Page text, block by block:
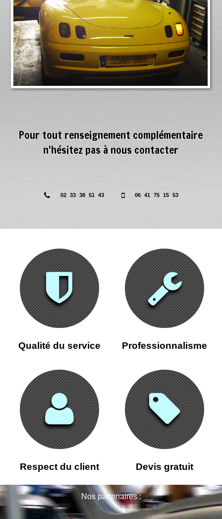
Pour tout renseignement complémentaire
n'hésitez pas à nous contacter
06 41 75 15 53
Qualité du service Professionnalisme
Respect du client Devis gratuit
Nos partenaires :